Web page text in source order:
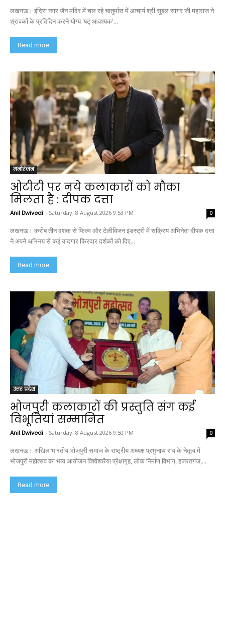
लखनऊ। इंदिरा नगर जैन मंदिर में चल रहे चातुर्मास में आचार्य श्री सुबल सागर जी महाराज ने
श्रावकों के प्रतिदिन करने योग्य 'षट् आवश्यक'...
Read more
मनोरंजन
ओटीटी पर नये कलाकारों को मौका
मिलता है : दीपक दत्ता
Anil Dwivedi - Saturday, 8 August 2026 9:53 PM 0
लखनऊ। करीब तीन दशक से फिल्म और टेलीविजन इंडस्ट्री में सक्रिय अभिनेता दीपक दत्ता
ने अपने अभिनय से कई यादगार किरदार दर्शकों को दिए...
Read more
उत्तर प्रदेश
भोजपुरी कलाकारों की प्रस्तुति संग कई
विभूतियां सम्मानित
Anil Dwivedi - Saturday, 8 August 2026 9:50 PM 0
लखनऊ। अखिल भारतीय भोजपुरी समाज के राष्ट्रीय अध्यक्ष प्रभुनाथ राय के नेतृत्व में
भोजपुरी महोत्सव का भव्य आयोजन विश्वेश्वरैया प्रेक्षागृह, लोक निर्माण विभाग, हजरतगंज,...
Read more